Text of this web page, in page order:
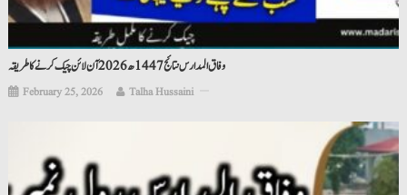
وفاق المدارس نتائج 1447ھ 2026 آن لائن چیک کرنے کا طریقہ
February 25, 2026 Talha Hussaini